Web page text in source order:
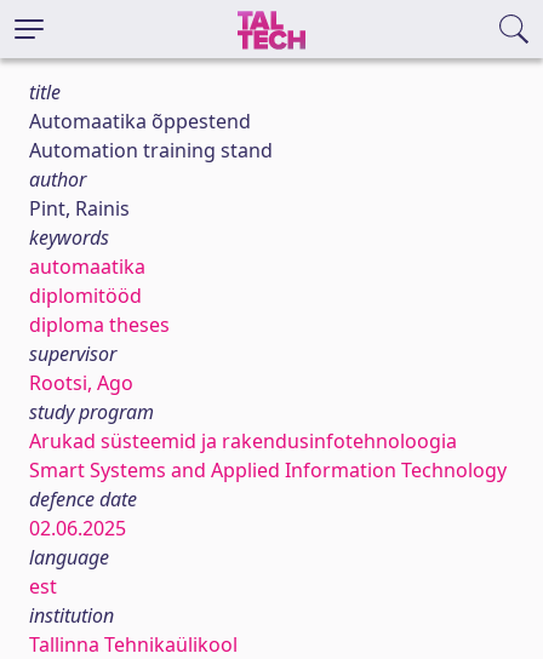
title
Automaatika õppestend
Automation training stand
author
Pint, Rainis
keywords
automaatika
diplomitööd
diploma theses
supervisor
Rootsi, Ago
study program
Arukad süsteemid ja rakendusinfotehnoloogia
Smart Systems and Applied Information Technology
defence date
02.06.2025
language
est
institution
Tallinna Tehnikaülikool